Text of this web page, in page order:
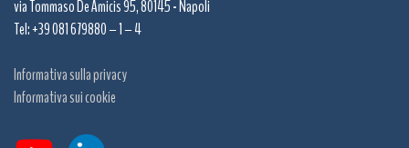
via Tommaso De Amicis 95, 80145 - Napoli
Tel: +39 081 679880 – 1 – 4
Informativa sulla privacy
Informativa sui cookie